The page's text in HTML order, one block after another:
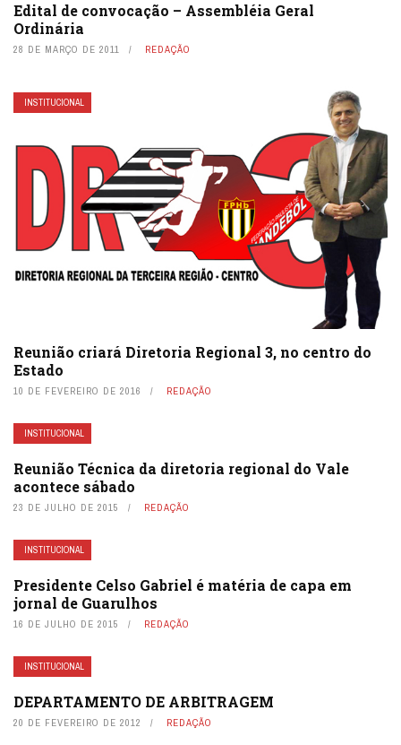
Edital de convocação – Assembléia Geral
Ordinária
28 DE MARÇO DE 2011 REDAÇÃO
INSTITUCIONAL
Reunião criará Diretoria Regional 3, no centro do
Estado
10 DE FEVEREIRO DE 2016 REDAÇÃO
INSTITUCIONAL
Reunião Técnica da diretoria regional do Vale
acontece sábado
23 DE JULHO DE 2015 REDAÇÃO
INSTITUCIONAL
Presidente Celso Gabriel é matéria de capa em
jornal de Guarulhos
16 DE JULHO DE 2015 REDAÇÃO
INSTITUCIONAL
DEPARTAMENTO DE ARBITRAGEM
20 DE FEVEREIRO DE 2012 REDAÇÃO